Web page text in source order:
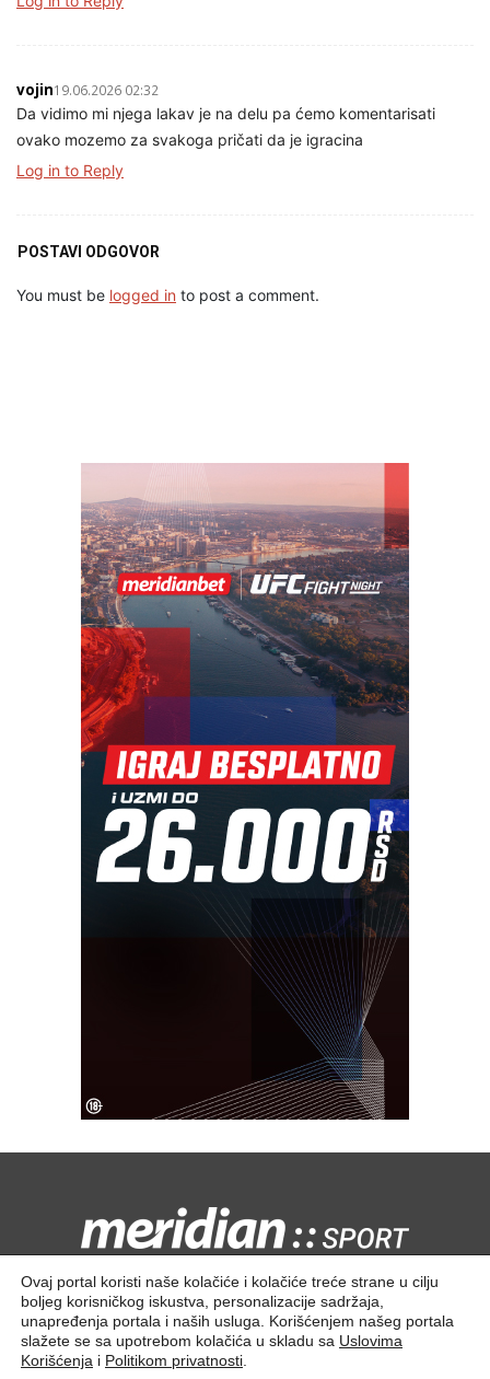
vojin19.06.2026 02:32
Da vidimo mi njega lakav je na delu pa ćemo komentarisati
ovako mozemo za svakoga pričati da je igracina
Log in to Reply
POSTAVI ODGOVOR
You must be logged in to post a comment.
Kontaktirajte nas:redakcija@meridiansport.rs
Ovaj portal koristi naše kolačiće i kolačiće treće strane u cilju
boljeg korisničkog iskustva, personalizacije sadržaja,
unapređenja portala i naših usluga. Korišćenjem našeg portala
slažete se sa upotrebom kolačića u skladu sa Uslovima
Korišćenja i Politikom privatnosti